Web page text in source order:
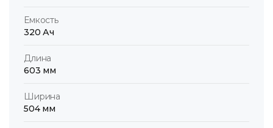
Емкость
320 Ач
Длина
603 мм
Ширина
504 мм